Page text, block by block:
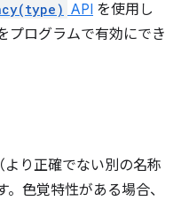
API を使用し
プログラムで有効にでき
より正確でない別の名称
色覚特性がある場合、